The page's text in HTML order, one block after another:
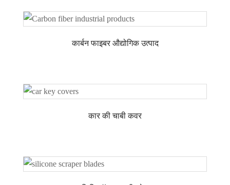
कार्बन फाइबर औद्योगिक उत्पाद
कार की चाबी कवर